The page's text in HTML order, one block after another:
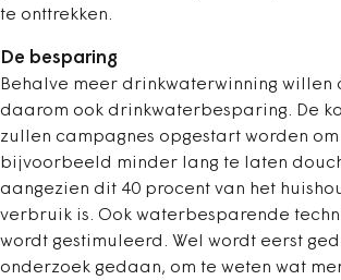
te onttrekken.
De besparing
Behalve meer drinkwaterwinning willen
daarom ook drinkwaterbesparing. De
zullen campagnes opgestart worden
bijvoorbeeld minder lang te laten
aangezien dit 40 procent van het
verbruik is. Ook waterbesparende
wordt gestimuleerd. Wel wordt eerst
onderzoek gedaan, om te weten wat